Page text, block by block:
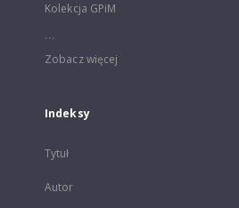
Kolekcja GPiM
...
Zobacz więcej
Indeksy
Tytuł
Autor